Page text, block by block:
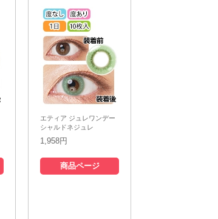
エティア ジュレワンデー
シャルドネジュレ
1,958円
商品ページ